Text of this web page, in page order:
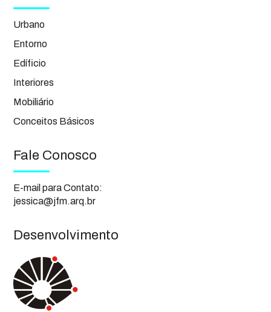
Urbano
Entorno
Edíficio
Interiores
Mobiliário
Conceitos Básicos
Fale Conosco
E-mail para Contato:
jessica@jfm.arq.br
Desenvolvimento